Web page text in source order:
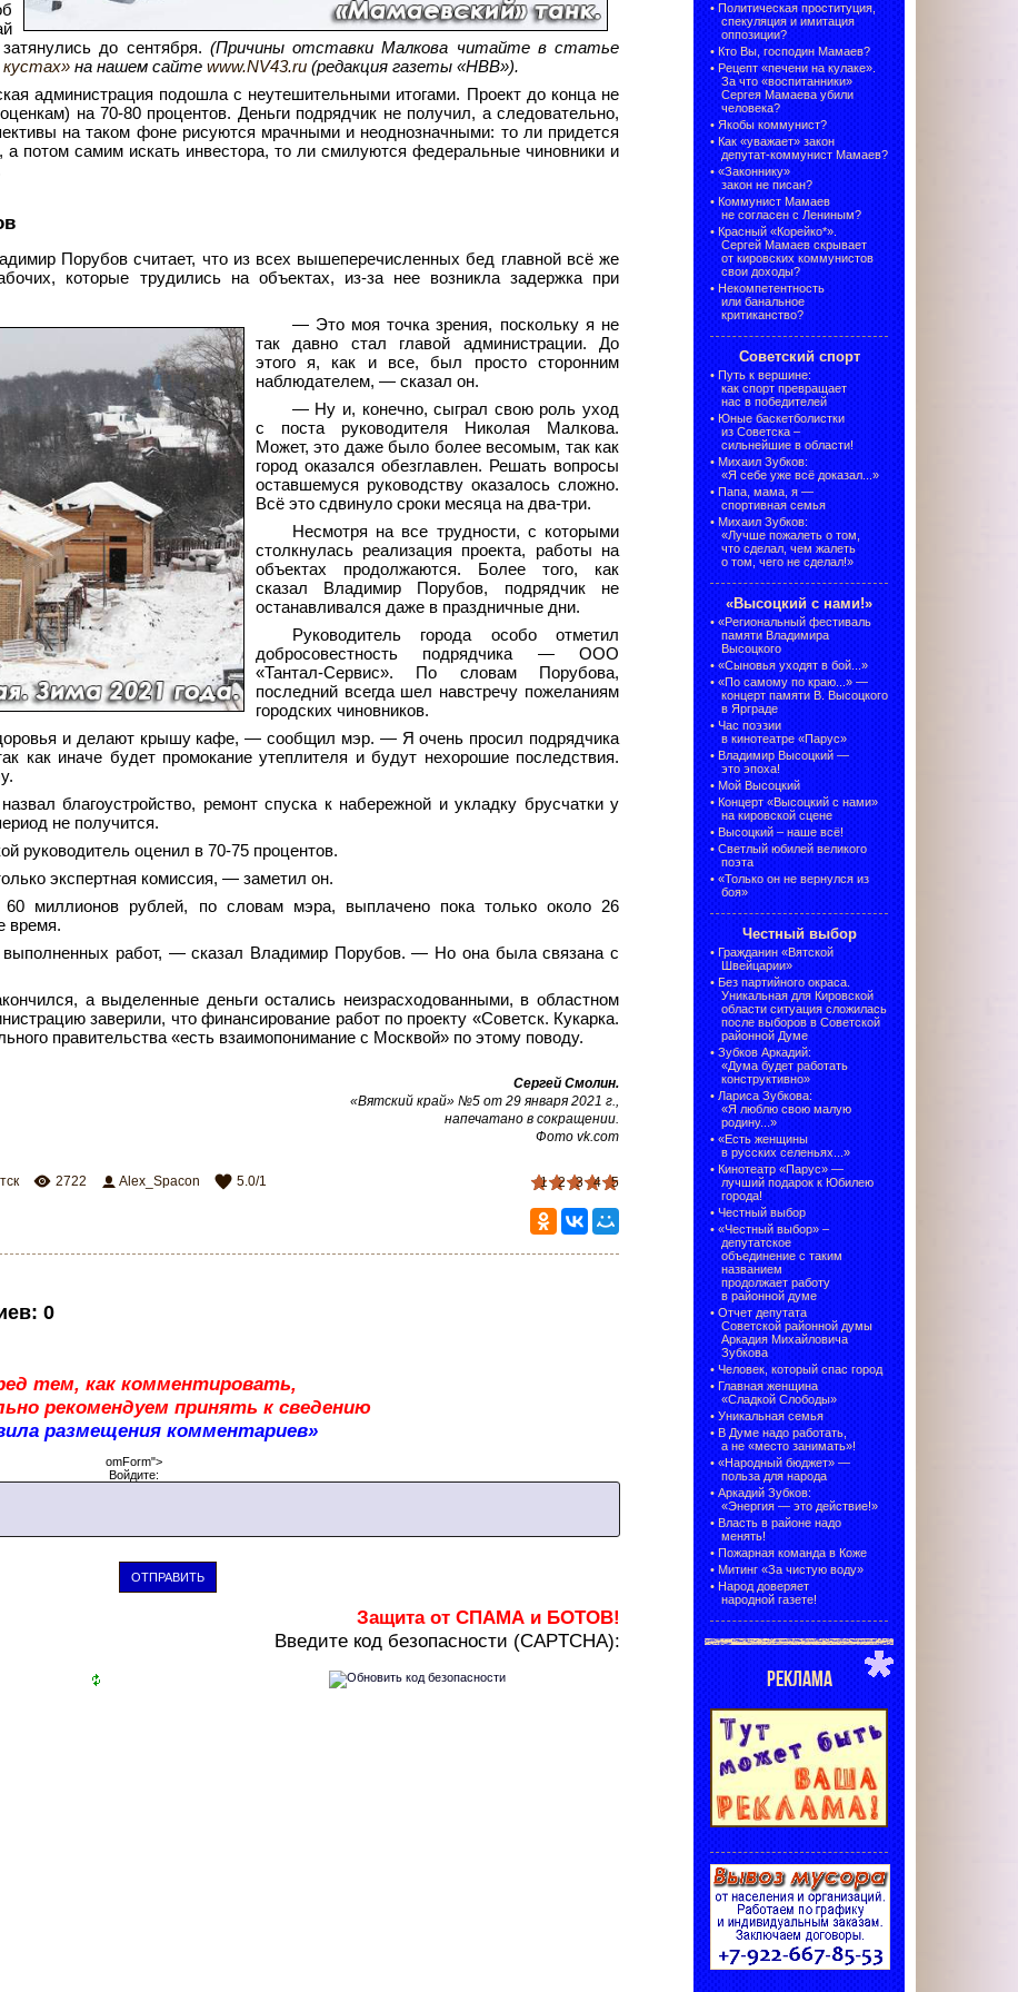
до сентября. (Причины отставки Малкова читайте в статье
кустах» на нашем сайте www.NV43.ru (редакция газеты «НВВ»).
администрация подошла с неутешительными итогами. Проект до конца не
на 70-80 процентов. Деньги подрядчик не получил, а следовательно,
на таком фоне рисуются мрачными и неоднозначными: то ли придется
потом самим искать инвестора, то ли смилуются федеральные чиновники и
Порубов считает, что из всех вышеперечисленных бед главной всё же
которые трудились на объектах, из-за нее возникла задержка при
— Это моя точка зрения, поскольку я не
так давно стал главой администрации. До
этого я, как и все, был просто сторонним
наблюдателем, — сказал он.
— Ну и, конечно, сыграл свою роль уход
с поста руководителя Николая Малкова.
Может, это даже было более весомым, так как
город оказался обезглавлен. Решать вопросы
оставшемуся руководству оказалось сложно.
Всё это сдвинуло сроки месяца на два-три.
Несмотря на все трудности, с которыми
столкнулась реализация проекта, работы на
объектах продолжаются. Более того, как
сказал Владимир Порубов, подрядчик не
останавливался даже в праздничные дни.
Руководитель города особо отметил
добросовестность подрядчика — ООО
«Тантал-Сервис». По словам Порубова,
последний всегда шел навстречу пожеланиям
городских чиновников.
и делают крышу кафе, — сообщил мэр. — Я очень просил подрядчика
как иначе будет промокание утеплителя и будут нехорошие последствия.
благоустройство, ремонт спуска к набережной и укладку брусчатки у
не получится.
руководитель оценил в 70-75 процентов.
экспертная комиссия, — заметил он.
миллионов рублей, по словам мэра, выплачено пока только около 26
время.
работ, — сказал Владимир Порубов. — Но она была связана с
а выделенные деньги остались неизрасходованными, в областном
заверили, что финансирование работ по проекту «Советск. Кукарка.
правительства «есть взаимопонимание с Москвой» по этому поводу.
Сергей Смолин.
«Вятский край» №5 от 29 января 2021 г.,
напечатано в сокращении.
Фото vk.com
1 2 3 4 5
2722 Alex_Spacon 5.0/1
: 0
тем, как комментировать,
рекомендуем принять к сведению
размещения комментариев»
omForm">
Войдите:
ОТПРАВИТЬ
Защита от СПАМА и БОТОВ!
Введите код безопасности (CAPTCHA):
• Политическая проституция,
спекуляция и имитация
оппозиции?
• Кто Вы, господин Мамаев?
• Рецепт «печени на кулаке».
За что «воспитанники»
Сергея Мамаева убили
человека?
• Якобы коммунист?
• Как «уважает» закон
депутат-коммунист Мамаев?
• «Законнику»
закон не писан?
• Коммунист Мамаев
не согласен с Лениным?
• Красный «Корейко*».
Сергей Мамаев скрывает
от кировских коммунистов
свои доходы?
• Некомпетентность
или банальное
критиканство?
Советский спорт
• Путь к вершине:
как спорт превращает
нас в победителей
• Юные баскетболистки
из Советска –
сильнейшие в области!
• Михаил Зубков:
«Я себе уже всё доказал...»
• Папа, мама, я —
спортивная семья
• Михаил Зубков:
«Лучше пожалеть о том,
что сделал, чем жалеть
о том, чего не сделал!»
«Высоцкий с нами!»
• «Региональный фестиваль
памяти Владимира
Высоцкого
• «Сыновья уходят в бой...»
• «По самому по краю...» —
концерт памяти В. Высоцкого
в Ярграде
• Час поэзии
в кинотеатре «Парус»
• Владимир Высоцкий —
это эпоха!
• Мой Высоцкий
• Концерт «Высоцкий с нами»
на кировской сцене
• Высоцкий – наше всё!
• Светлый юбилей великого
поэта
• «Только он не вернулся из
боя»
Честный выбор
• Гражданин «Вятской
Швейцарии»
• Без партийного окраса.
Уникальная для Кировской
области ситуация сложилась
после выборов в Советской
районной Думе
• Зубков Аркадий:
«Дума будет работать
конструктивно»
• Лариса Зубкова:
«Я люблю свою малую
родину...»
• «Есть женщины
в русских селеньях...»
• Кинотеатр «Парус» —
лучший подарок к Юбилею
города!
• Честный выбор
• «Честный выбор» –
депутатское
объединение с таким
названием
продолжает работу
в районной думе
• Отчет депутата
Советской районной думы
Аркадия Михайловича
Зубкова
• Человек, который спас город
• Главная женщина
«Сладкой Слободы»
• Уникальная семья
• В Думе надо работать,
а не «место занимать»!
• «Народный бюджет» —
польза для народа
• Аркадий Зубков:
«Энергия — это действие!»
• Власть в районе надо
менять!
• Пожарная команда в Коже
• Митинг «За чистую воду»
• Народ доверяет
народной газете!
РЕКЛАМА